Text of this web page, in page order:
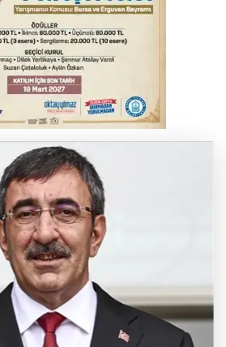
piyasada altın fiyatları...
bugün hava nasıl olacak?